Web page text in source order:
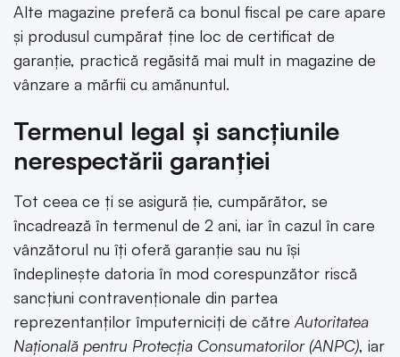
Alte magazine preferă ca bonul fiscal pe care apare
și produsul cumpărat ține loc de certificat de
garanție, practică regăsită mai mult in magazine de
vânzare a mărfii cu amănuntul.
Termenul legal și sancțiunile
nerespectării garanției
Tot ceea ce ți se asigură ție, cumpărător, se
încadrează în termenul de 2 ani, iar în cazul în care
vânzătorul nu îți oferă garanție sau nu își
îndeplinește datoria în mod corespunzător riscă
sancțiuni contravenționale din partea
reprezentanților împuterniciți de către Autoritatea
Națională pentru Protecția Consumatorilor (ANPC), iar